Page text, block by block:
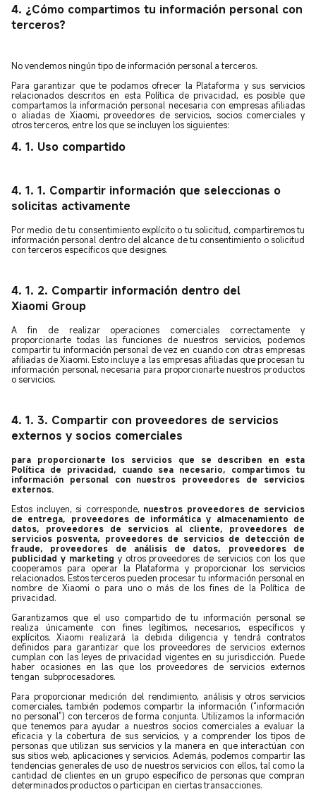
4. ¿Cómo compartimos tu información personal con
terceros?
No vendemos ningún tipo de información personal a terceros.
Para garantizar que te podamos ofrecer la Plataforma y sus servicios
relacionados descritos en esta Política de privacidad, es posible que
compartamos la información personal necesaria con empresas afiliadas
o aliadas de Xiaomi, proveedores de servicios, socios comerciales y
otros terceros, entre los que se incluyen los siguientes:
4. 1. Uso compartido
4. 1. 1. Compartir información que seleccionas o
solicitas activamente
Por medio de tu consentimiento explícito o tu solicitud, compartiremos tu
información personal dentro del alcance de tu consentimiento o solicitud
con terceros específicos que designes.
4. 1. 2. Compartir información dentro del
Xiaomi Group
A fin de realizar operaciones comerciales correctamente y
proporcionarte todas las funciones de nuestros servicios, podemos
compartir tu información personal de vez en cuando con otras empresas
afiliadas de Xiaomi. Esto incluye a las empresas afiliadas que procesan tu
información personal, necesaria para proporcionarte nuestros productos
o servicios.
4. 1. 3. Compartir con proveedores de servicios
externos y socios comerciales
para proporcionarte los servicios que se describen en esta
Política de privacidad, cuando sea necesario, compartimos tu
información personal con nuestros proveedores de servicios
externos.
Estos incluyen, si corresponde, nuestros proveedores de servicios
de entrega, proveedores de informática y almacenamiento de
datos, proveedores de servicios al cliente, proveedores de
servicios posventa, proveedores de servicios de detección de
fraude, proveedores de análisis de datos, proveedores de
publicidad y marketing y otros proveedores de servicios con los que
cooperamos para operar la Plataforma y proporcionar los servicios
relacionados. Estos terceros pueden procesar tu información personal en
nombre de Xiaomi o para uno o más de los fines de la Política de
privacidad.
Garantizamos que el uso compartido de tu información personal se
realiza únicamente con fines legítimos, necesarios, específicos y
explícitos. Xiaomi realizará la debida diligencia y tendrá contratos
definidos para garantizar que los proveedores de servicios externos
cumplan con las leyes de privacidad vigentes en su jurisdicción. Puede
haber ocasiones en las que los proveedores de servicios externos
tengan subprocesadores.
Para proporcionar medición del rendimiento, análisis y otros servicios
comerciales, también podemos compartir la información (“información
no personal”) con terceros de forma conjunta. Utilizamos la información
que tenemos para ayudar a nuestros socios comerciales a evaluar la
eficacia y la cobertura de sus servicios, y a comprender los tipos de
personas que utilizan sus servicios y la manera en que interactúan con
sus sitios web, aplicaciones y servicios. Además, podemos compartir las
tendencias generales de uso de nuestros servicios con ellos, tal como la
cantidad de clientes en un grupo específico de personas que compran
determinados productos o participan en ciertas transacciones.